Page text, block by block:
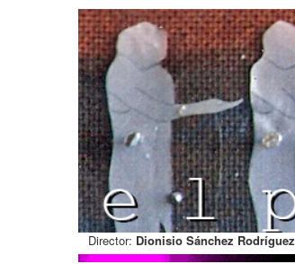
Director: Dionisio Sánchez Rodríguez